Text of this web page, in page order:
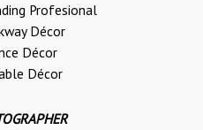
Profesional
Décor
Décor
Décor